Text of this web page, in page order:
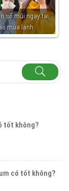
tốt không?
có tốt không?
sổ mũi ngay tại
mùa lạnh